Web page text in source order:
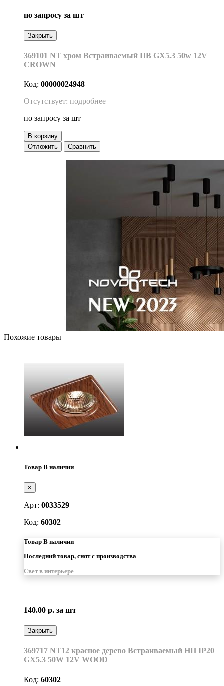
по запросу за шт
Закрыть
369101 NT хром Встраиваемый ПВ GX5.3 50w 12V
CROWN
Код: 00000024948
Отсутствует: подробнее
по запросу за шт
В корзину
Отложить
Сравнить
Похожие товары
Товар В наличии
×
Арт: 0033529
Код: 60302
Товар В наличии
Последний товар, снят с производства
Свет в интерьере
140.00 р. за шт
Закрыть
369717 NT12 красное дерево Встраиваемый НП IP20
GX5.3 50W 12V WOOD
Код: 60302